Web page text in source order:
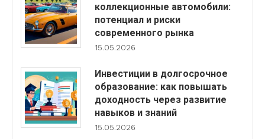
коллекционные автомобили:
потенциал и риски
современного рынка
15.05.2026
Инвестиции в долгосрочное
образование: как повышать
доходность через развитие
навыков и знаний
15.05.2026